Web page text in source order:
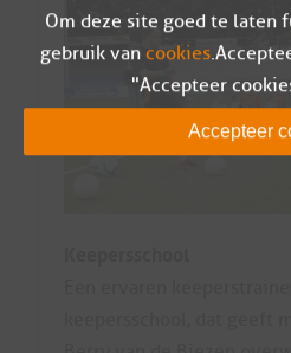
Om deze site goed te laten
gebruik van cookies.
"Accepteer
Accepteer